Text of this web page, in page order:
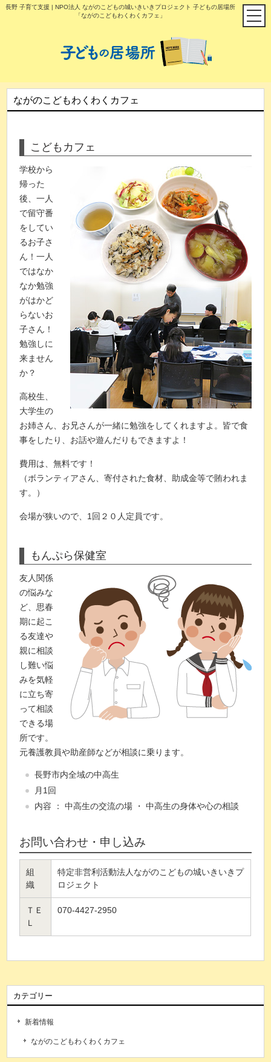
長野 子育て支援 | NPO法人 ながのこどもの城いきいきプロジェクト 子どもの居場所
「ながのこどもわくわくカフェ」
ながのこどもわくわくカフェ
こどもカフェ
学校から
帰った
後、一人
で留守番
をしてい
るお子さ
ん！一人
ではなか
なか勉強
がはかど
らないお
子さん！
勉強しに
来ません
か？
高校生、
大学生の
お姉さん、お兄さんが一緒に勉強をしてくれますよ。皆で食
事をしたり、お話や遊んだりもできますよ！
費用は、無料です！
（ボランティアさん、寄付された食材、助成金等で賄われま
す。）
会場が狭いので、1回２０人定員です。
もんぷら保健室
友人関係
の悩みな
ど、思春
期に起こ
る友達や
親に相談
し難い悩
みを気軽
に立ち寄
って相談
できる場
所です。
元養護教員や助産師などが相談に乗ります。
長野市内全域の中高生
月1回
内容 ： 中高生の交流の場 ・ 中高生の身体や心の相談
お問い合わせ・申し込み
組
織
特定非営利活動法人ながのこどもの城いきいきプ
ロジェクト
ＴＥ
Ｌ
070-4427-2950
カテゴリー
新着情報
ながのこどもわくわくカフェ